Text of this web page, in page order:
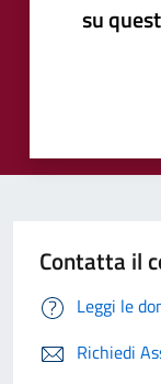
su
Contatta il
Leggi le
Richiedi